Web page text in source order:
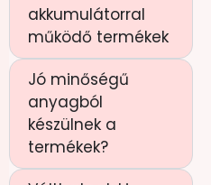
akkumulátorral
működő termékek
Jó minőségű
anyagból
készülnek a
termékek?